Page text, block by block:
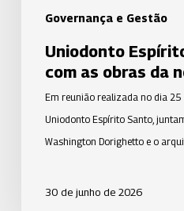
Governança e Gestão
Uniodonto
com as obras da
Em reunião realizada no dia
Uniodonto Espírito Santo,
Washington Dorighetto e o
30 de junho de 2026